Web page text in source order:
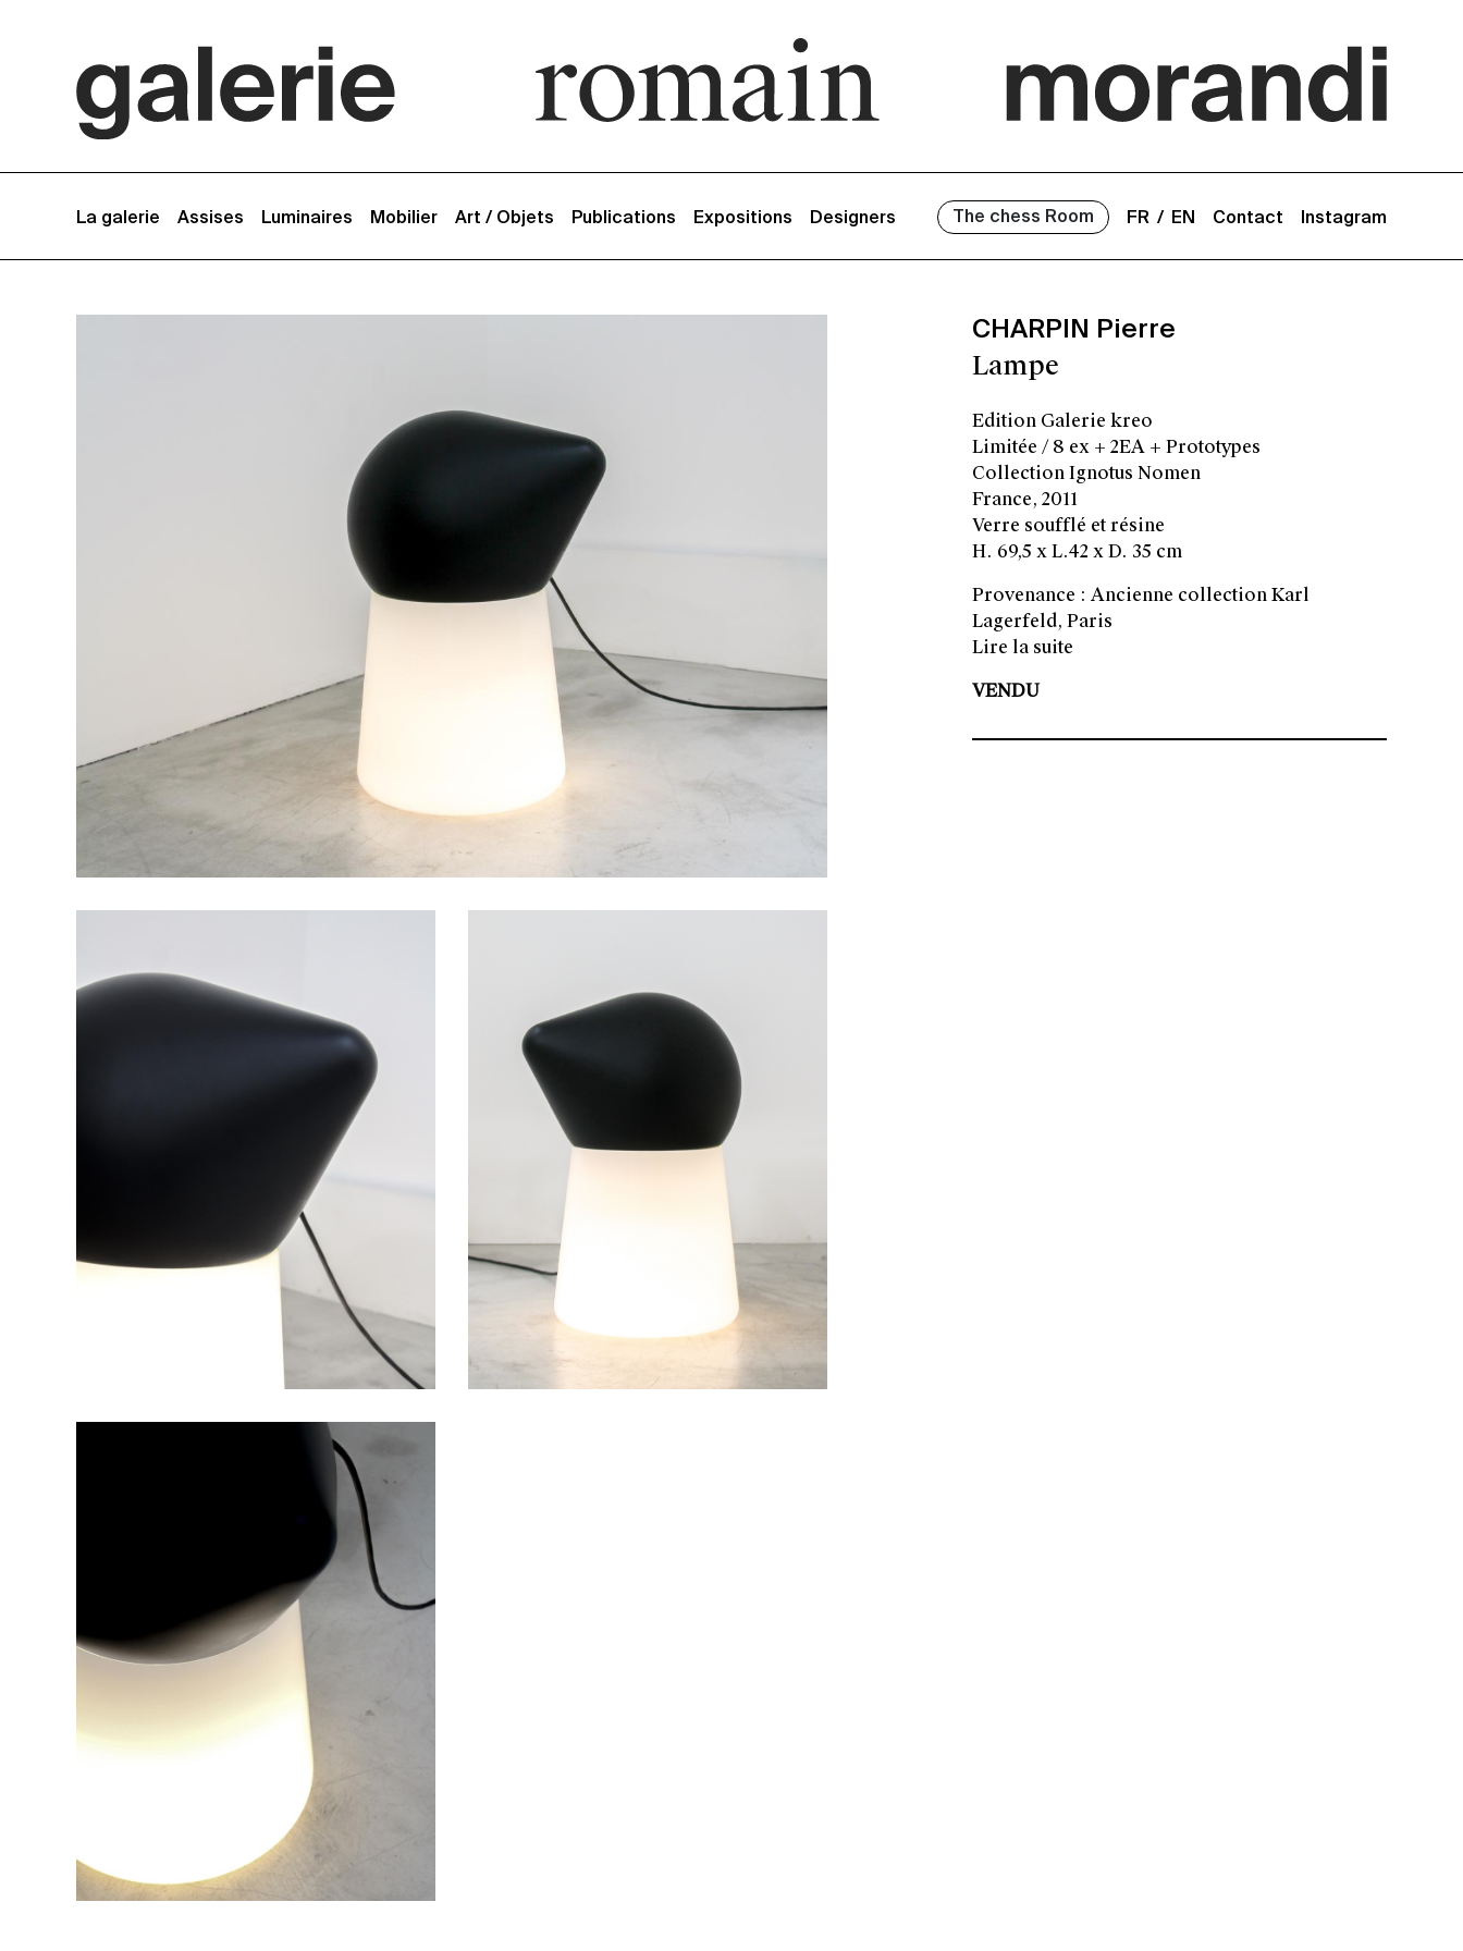
La galerie Assises Luminaires Mobilier Art / Objets Publications Expositions Designers The chess Room FR EN Contact Instagram
CHARPIN Pierre
Lampe
Edition Galerie kreo
Limitée / 8 ex + 2EA + Prototypes
Collection Ignotus Nomen
France, 2011
Verre soufflé et résine
H. 69,5 x L.42 x D. 35 cm
Provenance : Ancienne collection Karl
Lagerfeld, Paris
Lire la suite
VENDU